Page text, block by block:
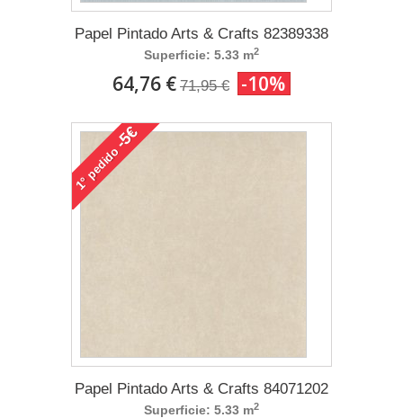
Papel Pintado Arts & Crafts 82389338
Superficie: 5.33 m2
64,76 € 71,95 € -10%
1°
pedido
-5€
Papel Pintado Arts & Crafts 84071202
Superficie: 5.33 m2